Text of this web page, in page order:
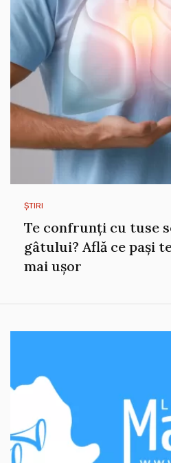
ȘTIRI
Te confrunți cu tuse
gâtului? Află ce pași
mai ușor